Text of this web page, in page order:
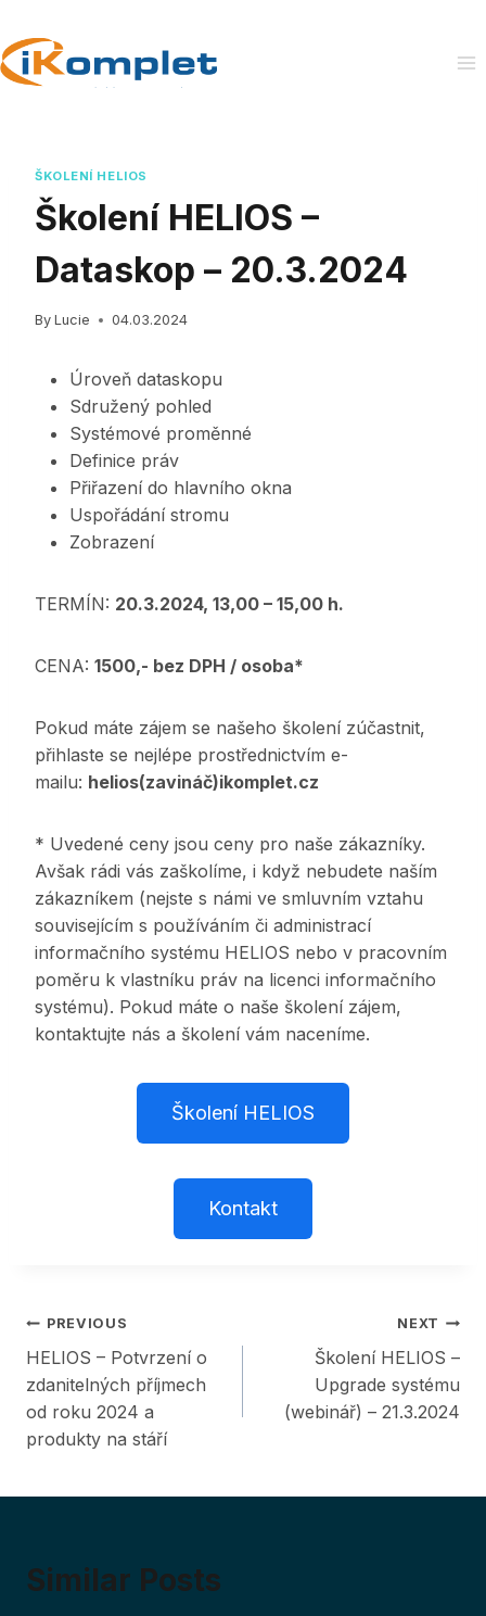
to
content
ŠKOLENÍ HELIOS
Školení HELIOS –
Dataskop – 20.3.2024
By Lucie 04.03.2024
Úroveň dataskopu
Sdružený pohled
Systémové proměnné
Definice práv
Přiřazení do hlavního okna
Uspořádání stromu
Zobrazení
TERMÍN: 20.3.2024, 13,00 – 15,00 h.
CENA: 1500,- bez DPH / osoba*
Pokud máte zájem se našeho školení zúčastnit,
přihlaste se nejlépe prostřednictvím e-
mailu: helios(zavináč)ikomplet.cz
* Uvedené ceny jsou ceny pro naše zákazníky.
Avšak rádi vás zaškolíme, i když nebudete naším
zákazníkem (nejste s námi ve smluvním vztahu
souvisejícím s používáním či administrací
informačního systému HELIOS nebo v pracovním
poměru k vlastníku práv na licenci informačního
systému). Pokud máte o naše školení zájem,
kontaktujte nás a školení vám naceníme.
Školení HELIOS
Kontakt
Post
navigation
PREVIOUS
HELIOS – Potvrzení o
zdanitelných příjmech
od roku 2024 a
produkty na stáří
NEXT
Školení HELIOS –
Upgrade systému
(webinář) – 21.3.2024
Similar Posts